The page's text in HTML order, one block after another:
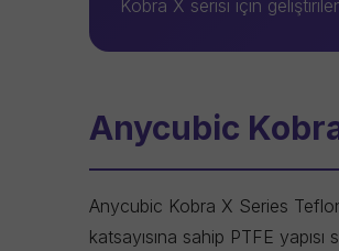
Kobra X serisi için
Anycubic
Anycubic Kobra X Series
katsayısına sahip PTFE